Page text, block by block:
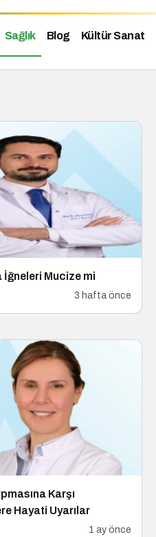
Sağlık Blog Kültür Sanat
İğneleri Mucize mi
3 hafta önce
Karşı
Hayati Uyarılar
1 ay önce